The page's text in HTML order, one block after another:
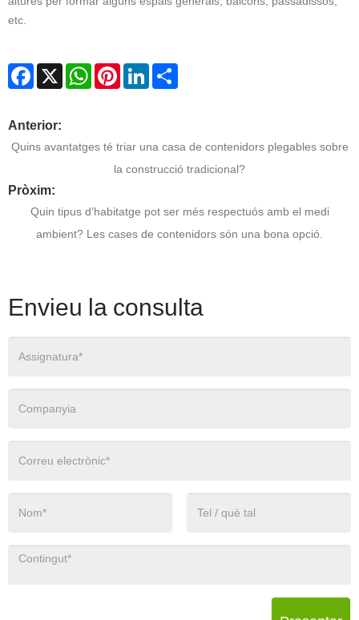
etc.
Facebook
X WhatsAppPinterestLinkedIn
Anterior:
Quins avantatges té triar una casa de contenidors plegables sobre
la construcció tradicional?
Pròxim:
Quin tipus d’habitatge pot ser més respectuós amb el medi
ambient? Les cases de contenidors són una bona opció.
Envieu la consulta